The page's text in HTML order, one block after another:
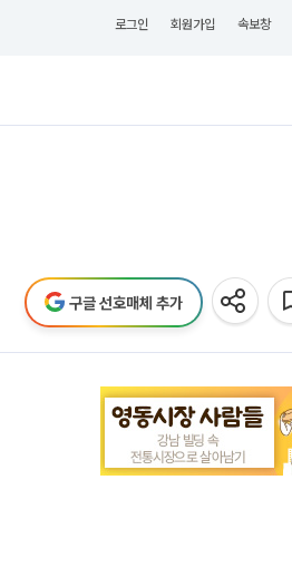
로그인 회원가입 속보창
구글 선호매체 추가